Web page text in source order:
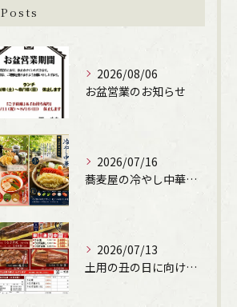
Posts
2026/08/06
お盆営業のお知らせ
2026/07/16
蕎麦屋の冷やし中華始まります！（文楽姫路駅南店）
2026/07/13
土用の丑の日に向けて、うなぎの申込受付しています。
ご購入はこちら